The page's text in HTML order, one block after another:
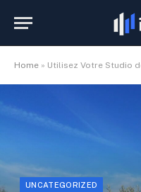
Home » Utilisez Votre Studio
UNCATEGORIZED